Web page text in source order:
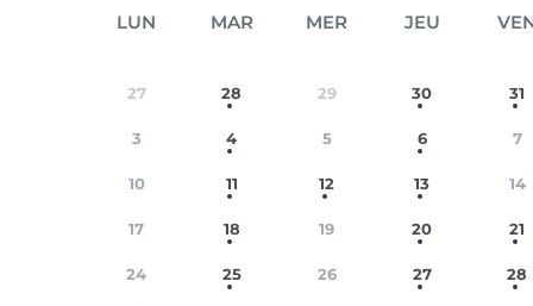
LUN MAR MER JEU
27 28 29 30 31
3 4 5 6 7
10 11 12 13 14
17 18 19 20 21
24 25 26 27 28